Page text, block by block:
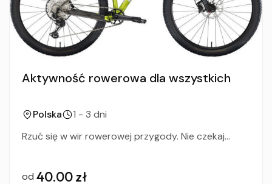
Aktywność rowerowa dla wszystkich
Polska
1 - 3 dni
Rzuć się w wir rowerowej przygody. Nie czekaj...
od 40.00 zł